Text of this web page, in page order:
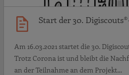
Start der 30.
Am 16.03.2021 startet die 30.
Trotz Corona ist und bleibt die
an der Teilnahme an dem Projekt…